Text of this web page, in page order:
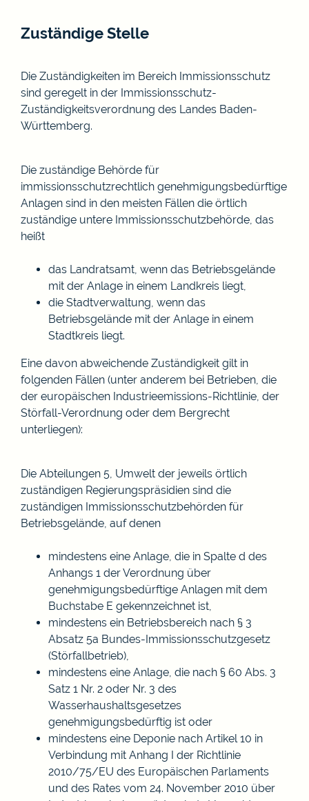
Zuständige Stelle
Die Zuständigkeiten im Bereich Immissionsschutz
sind geregelt in der Immissionsschutz-
Zuständigkeitsverordnung des Landes Baden-
Württemberg.
Die zuständige Behörde für
immissionsschutzrechtlich genehmigungsbedürftige
Anlagen sind in den meisten Fällen die örtlich
zuständige untere Immissionsschutzbehörde, das
heißt
das Landratsamt, wenn das Betriebsgelände
mit der Anlage in einem Landkreis liegt,
die Stadtverwaltung, wenn das
Betriebsgelände mit der Anlage in einem
Stadtkreis liegt.
Eine davon abweichende Zuständigkeit gilt in
folgenden Fällen (unter anderem bei Betrieben, die
der europäischen Industrieemissions-Richtlinie, der
Störfall-Verordnung oder dem Bergrecht
unterliegen):
Die Abteilungen 5, Umwelt der jeweils örtlich
zuständigen Regierungspräsidien sind die
zuständigen Immissionsschutzbehörden für
Betriebsgelände, auf denen
mindestens eine Anlage, die in Spalte d des
Anhangs 1 der Verordnung über
genehmigungsbedürftige Anlagen mit dem
Buchstabe E gekennzeichnet ist,
mindestens ein Betriebsbereich nach § 3
Absatz 5a Bundes-Immissionsschutzgesetz
(Störfallbetrieb),
mindestens eine Anlage, die nach § 60 Abs. 3
Satz 1 Nr. 2 oder Nr. 3 des
Wasserhaushaltsgesetzes
genehmigungsbedürftig ist oder
mindestens eine Deponie nach Artikel 10 in
Verbindung mit Anhang I der Richtlinie
2010/75/EU des Europäischen Parlaments
und des Rates vom 24. November 2010 über